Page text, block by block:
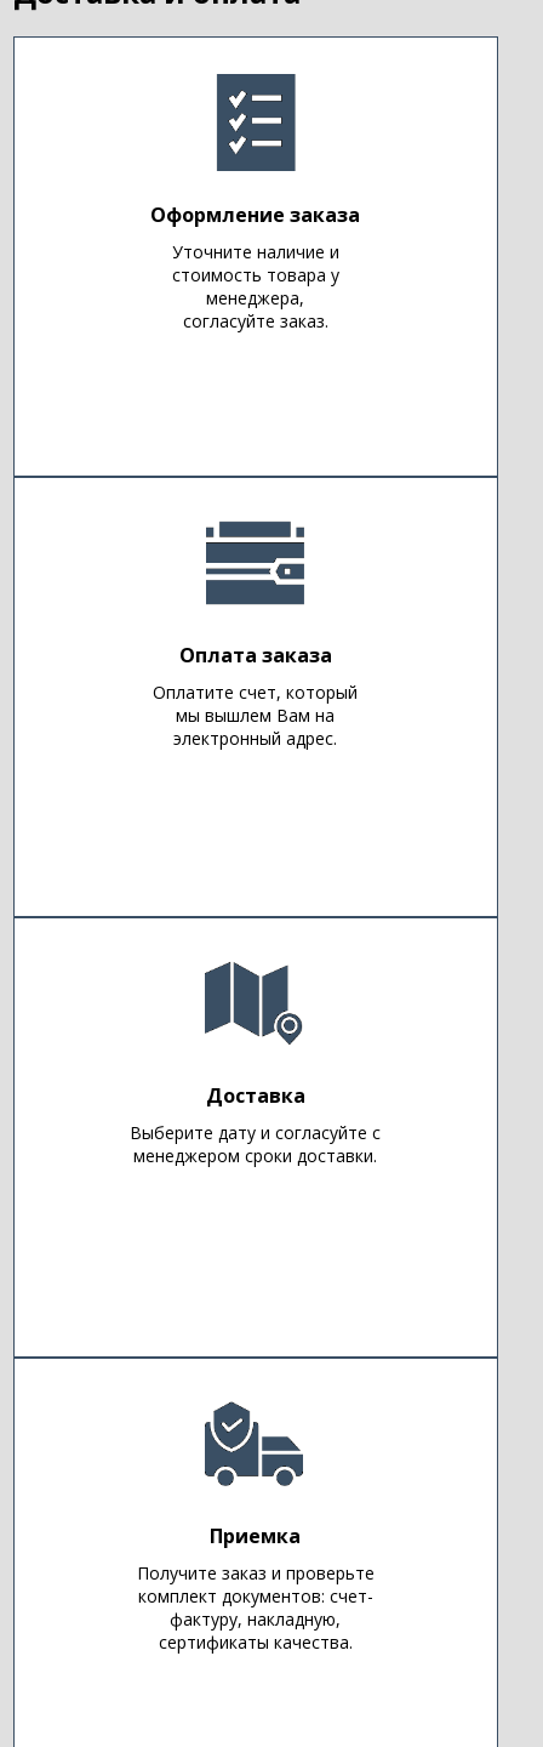
Оформление заказа
Уточните наличие и
стоимость товара у
менеджера,
согласуйте заказ.
Оплата заказа
Оплатите счет, который
мы вышлем Вам на
электронный адрес.
Доставка
Выберите дату и согласуйте с
менеджером сроки доставки.
Приемка
Получите заказ и проверьте
комплект документов: счет-
фактуру, накладную,
сертификаты качества.